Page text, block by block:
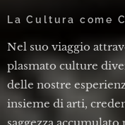
La Cultura come
Nel suo viaggio
plasmato culture
delle nostre
insieme di arti,